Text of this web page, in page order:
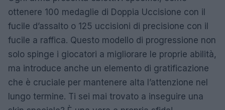
ottenere 100 medaglie di Doppia Uccisione con il
fucile d’assalto o 125 uccisioni di precisione con il
fucile a raffica. Questo modello di progressione non
solo spinge i giocatori a migliorare le proprie abilità,
ma introduce anche un elemento di gratificazione
che è cruciale per mantenere alta l’attenzione nel
lungo termine. Ti sei mai trovato a inseguire una